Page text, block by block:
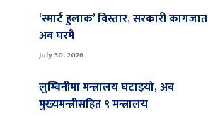
‘स्मार्ट हुलाक’ विस्तार, सरकारी कागजात
अब घरमै
July 30, 2026
लुम्बिनीमा मन्त्रालय घटाइयो, अब
मुख्यमन्त्रीसहित ९ मन्त्रालय